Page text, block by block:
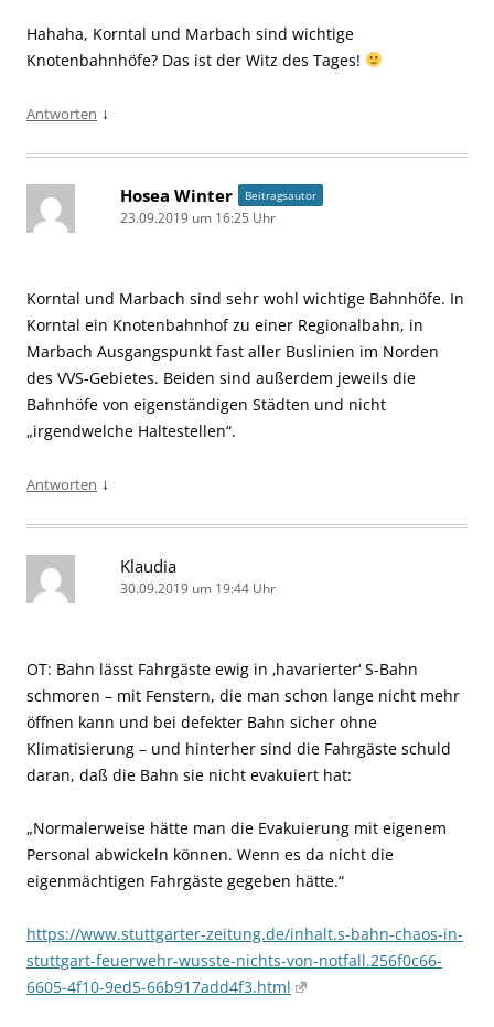
Hahaha, Korntal und Marbach sind wichtige
Knotenbahnhöfe? Das ist der Witz des Tages!
Antworten ↓
Hosea Winter Beitragsautor
23.09.2019 um 16:25 Uhr
Korntal und Marbach sind sehr wohl wichtige Bahnhöfe. In
Korntal ein Knotenbahnhof zu einer Regionalbahn, in
Marbach Ausgangspunkt fast aller Buslinien im Norden
des VVS-Gebietes. Beiden sind außerdem jeweils die
Bahnhöfe von eigenständigen Städten und nicht
„irgendwelche Haltestellen“.
Antworten ↓
Klaudia
30.09.2019 um 19:44 Uhr
OT: Bahn lässt Fahrgäste ewig in ‚havarierter‘ S-Bahn
schmoren – mit Fenstern, die man schon lange nicht mehr
öffnen kann und bei defekter Bahn sicher ohne
Klimatisierung – und hinterher sind die Fahrgäste schuld
daran, daß die Bahn sie nicht evakuiert hat:
„Normalerweise hätte man die Evakuierung mit eigenem
Personal abwickeln können. Wenn es da nicht die
eigenmächtigen Fahrgäste gegeben hätte.“
https://www.stuttgarter-zeitung.de/inhalt.s-bahn-chaos-in-
stuttgart-feuerwehr-wusste-nichts-von-notfall.256f0c66-
6605-4f10-9ed5-66b917add4f3.html